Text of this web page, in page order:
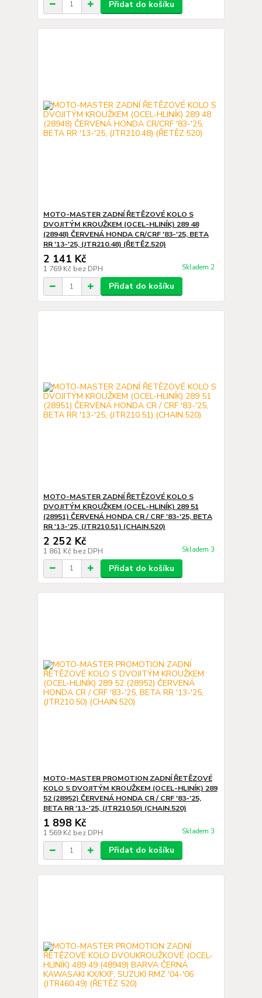
Přidat do košíku
MOTO-MASTER ZADNÍ ŘETĚZOVÉ KOLO S
DVOJITÝM KROUŽKEM (OCEL-HLINÍK) 289 48
(28948) ČERVENÁ HONDA CR/CRF '83-'25, BETA
RR '13-'25, (JTR210.48) (ŘETĚZ.520)
2 141 Kč
1 769 Kč bez DPH Skladem 2
Přidat do košíku
MOTO-MASTER ZADNÍ ŘETĚZOVÉ KOLO S
DVOJITÝM KROUŽKEM (OCEL-HLINÍK) 289 51
(28951) ČERVENÁ HONDA CR / CRF '83-'25, BETA
RR '13-'25, (JTR210.51) (CHAIN.520)
2 252 Kč
1 861 Kč bez DPH Skladem 3
Přidat do košíku
MOTO-MASTER PROMOTION ZADNÍ ŘETĚZOVÉ
KOLO S DVOJITÝM KROUŽKEM (OCEL-HLINÍK) 289
52 (28952) ČERVENÁ HONDA CR / CRF '83-'25,
BETA RR '13-'25, (JTR210.50) (CHAIN.520)
1 898 Kč
1 569 Kč bez DPH Skladem 3
Přidat do košíku